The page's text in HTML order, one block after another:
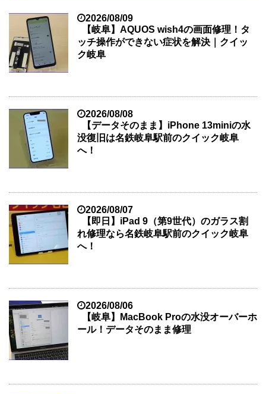
2026/08/09
【岐阜】AQUOS wish4の画面修理！タ
ッチ操作ができない症状を解決｜クイッ
ク岐阜
2026/08/08
【データそのまま】iPhone 13miniの水
没復旧は名鉄岐阜駅前のクイック岐阜
へ！
2026/08/07
【即日】iPad 9（第9世代）のガラス割
れ修理なら名鉄岐阜駅前のクイック岐阜
へ！
2026/08/06
【岐阜】MacBook Proの水没オーバーホ
ール！データそのまま修理